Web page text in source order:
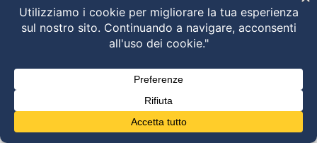
soprattutto se integrate con l’esercizio terapeutico.
Benefici potenziali dell’osteopatia Riduzione del dolore
muscolo-articolare mediante tecniche di rilascio
della mobilità articolare, riducendo rigidità e limitazioni
funzionali; Ottimizzazione della postura e dell’equilibrio
biomeccanico, per compensare il sovraccarico su
articolazioni sane; Regolazione del sistema nervoso